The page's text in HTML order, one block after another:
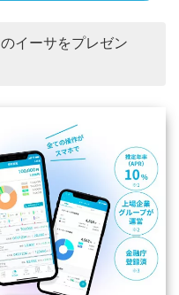
イーサをプレゼン